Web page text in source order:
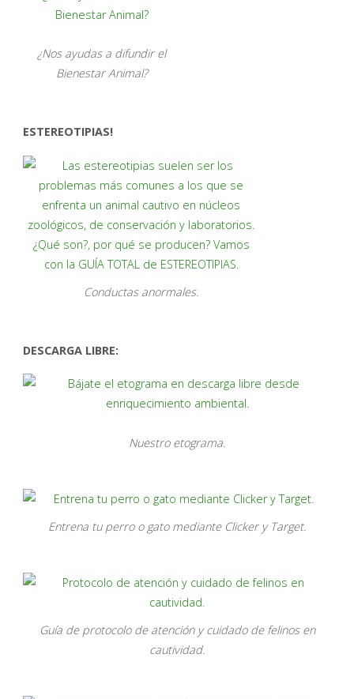
¿Nos ayudas a difundir el
Bienestar Animal?
ESTEREOTIPIAS!
Conductas anormales.
DESCARGA LIBRE:
Nuestro etograma.
Entrena tu perro o gato mediante Clicker y Target.
Guía de protocolo de atención y cuidado de felinos en
cautividad.